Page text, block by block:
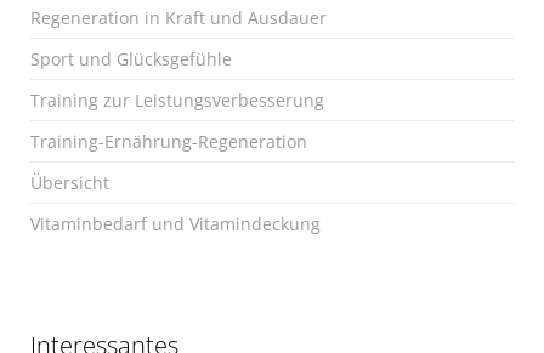
Regeneration in Kraft und Ausdauer
Sport und Glücksgefühle
Training zur Leistungsverbesserung
Training-Ernährung-Regeneration
Übersicht
Vitaminbedarf und Vitamindeckung
Interessantes